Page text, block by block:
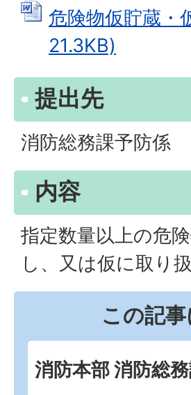
危険物仮貯蔵・
21.3KB)
提出先
消防総務課予防係
内容
指定数量以上の危
し、又は仮に取り
この記
消防本部 消防総